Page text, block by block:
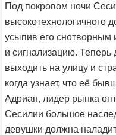
Под покровом ночи
высокотехнологичного
усыпив его снотворным
и сигнализацию. Теперь
выходить на улицу и
когда узнает, что её
Адриан, лидер рынка
Сесилии большое
девушки должна